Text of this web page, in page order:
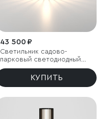
43 500 ₽
Светильник садово-
парковый светодиодный
Firenze черный
КУПИТЬ